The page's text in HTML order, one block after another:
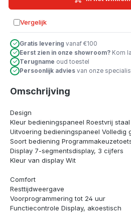
Vergelijk
Toevoegen aan vergelijking
Gratis levering vanaf €100
Eerst zien in onze showroom? Kom
Terugname oud toestel
Persoonlijk advies van onze
Omschrijving
Design
Kleur bedieningspaneel Roestvrij staal
Uitvoering bedieningspaneel Volledig
Soort bediening
Display 7-segmentsdisplay, 3 cijfers
Kleur van display Wit
Comfort
Resttijdweergave
Voorprogrammering tot 24 uur
Functiecontrole Display, akoestisch